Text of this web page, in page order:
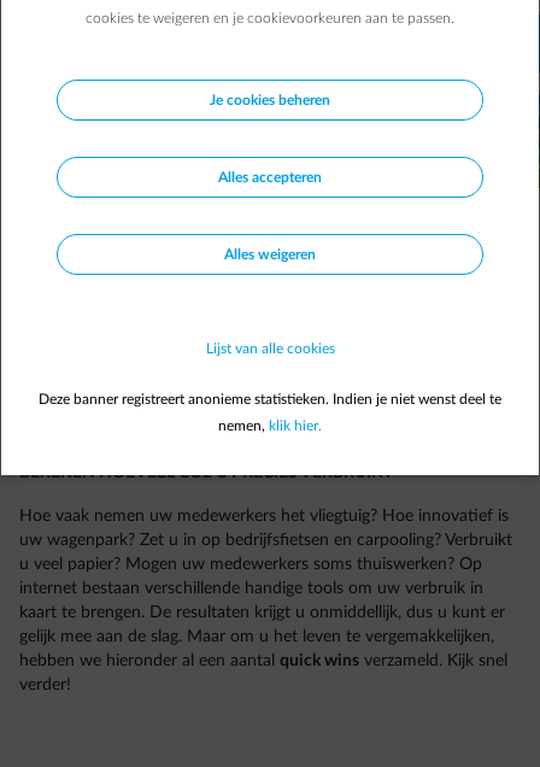
BEREKEN HOEVEEL CO2 U PRECIES VERBRUIKT
Hoe vaak nemen uw medewerkers het vliegtuig? Hoe innovatief is
uw wagenpark? Zet u in op bedrijfsfietsen en carpooling? Verbruikt
u veel papier? Mogen uw medewerkers soms thuiswerken? Op
internet bestaan verschillende handige tools om uw verbruik in
kaart te brengen. De resultaten krijgt u onmiddellijk, dus u kunt er
gelijk mee aan de slag. Maar om u het leven te vergemakkelijken,
hebben we hieronder al een aantal quick wins verzameld. Kijk snel
verder!
cookies te weigeren en je cookievoorkeuren aan te passen.
Je cookies beheren
Alles accepteren
Alles weigeren
Lijst van alle cookies
Deze banner registreert anonieme statistieken. Indien je niet wenst deel te
nemen, klik hier.